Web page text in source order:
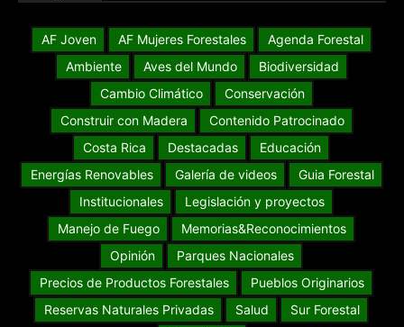
AF Joven AF Mujeres Forestales
Agenda Forestal
Ambiente
Aves del Mundo
Biodiversidad
Cambio Climático
Conservación
Construir con Madera
Contenido Patrocinado
Costa Rica
Destacadas
Educación
Energías Renovables
Galería de videos
Guia Forestal
Institucionales
Legislación y proyectos
Manejo de Fuego
Memorias&Reconocimientos
Opinión
Parques Nacionales
Precios de Productos Forestales
Pueblos Originarios
Reservas Naturales Privadas
Salud
Sur Forestal